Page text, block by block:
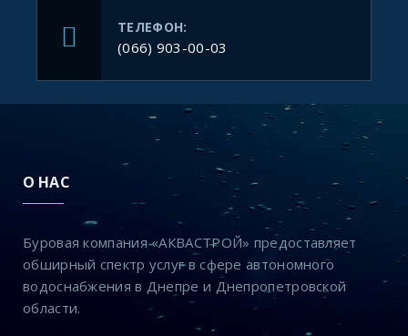
ТЕЛЕФОН:
(066) 903-00-03
О НАС
Буровая компания «АКВАСТРОЙ» предоставляет
обширный спектр услуг в сфере автономного
водоснабжения в Днепре и Днепропетровской
области.